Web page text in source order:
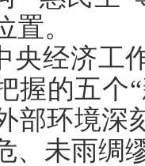
置。
央经济工
握的五个
部环境深
、未雨绸